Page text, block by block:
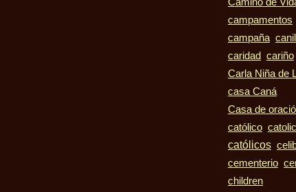
campamentos
campaña
caridad
cariño
Carla Niña de
casa Caná
Casa de
católico
católicos
cementerio
children